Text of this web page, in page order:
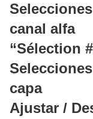
canal alfa
“Sélection
capa
Ajustar /